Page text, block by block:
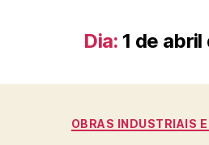
Dia: 1 de abril
OBRAS INDUSTRIAIS